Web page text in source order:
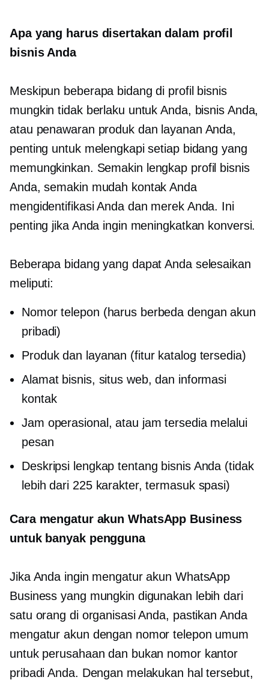
Apa yang harus disertakan dalam profil
bisnis Anda
Meskipun beberapa bidang di profil bisnis
mungkin tidak berlaku untuk Anda, bisnis Anda,
atau penawaran produk dan layanan Anda,
penting untuk melengkapi setiap bidang yang
memungkinkan. Semakin lengkap profil bisnis
Anda, semakin mudah kontak Anda
mengidentifikasi Anda dan merek Anda. Ini
penting jika Anda ingin meningkatkan konversi.
Beberapa bidang yang dapat Anda selesaikan
meliputi:
Nomor telepon (harus berbeda dengan akun
pribadi)
Produk dan layanan (fitur katalog tersedia)
Alamat bisnis, situs web, dan informasi
kontak
Jam operasional, atau jam tersedia melalui
pesan
Deskripsi lengkap tentang bisnis Anda (tidak
lebih dari 225 karakter, termasuk spasi)
Cara mengatur akun WhatsApp Business
untuk banyak pengguna
Jika Anda ingin mengatur akun WhatsApp
Business yang mungkin digunakan lebih dari
satu orang di organisasi Anda, pastikan Anda
mengatur akun dengan nomor telepon umum
untuk perusahaan dan bukan nomor kantor
pribadi Anda. Dengan melakukan hal tersebut,